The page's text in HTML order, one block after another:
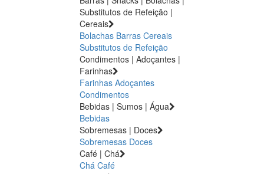
Substitutos de Refeição |
Cereais
Bolachas Barras Cereais
Substitutos de Refeição
Condimentos | Adoçantes |
Farinhas
Farinhas Adoçantes
Condimentos
Bebidas | Sumos | Água
Bebidas
Sobremesas | Doces
Sobremesas Doces
Café | Chá
Chá Café